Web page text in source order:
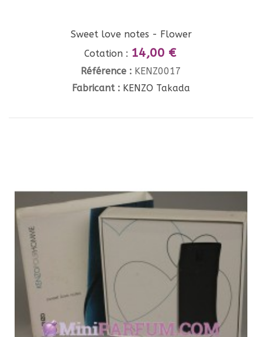
Sweet love notes - Flower
Cotation : 14,00 €
Référence : KENZ0017
Fabricant : KENZO Takada